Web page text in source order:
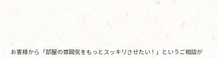
お客様から「部屋の雰囲気をもっとスッキリさせたい！」というご相談が